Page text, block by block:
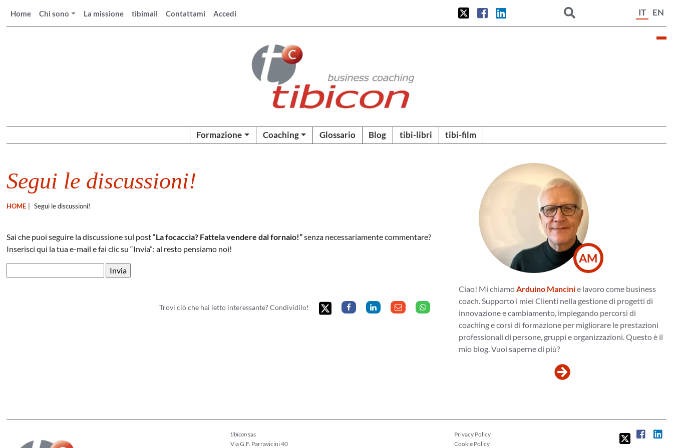
Home Chi sono La missione tibimail Contattami Accedi IT EN
Formazione Coaching Glossario Blog tibi-libri tibi-film
Segui le discussioni!
HOME Segui le discussioni!
Sai che puoi seguire la discussione sul post “La focaccia? Fattela vendere dal fornaio!”senza necessariamente commentare?
Inserisci qui la tua e-mail e fai clic su “Invia”: al resto pensiamo noi!
Trovi ciò che hai letto interessante? Condividilo!
AM
Ciao! Mi chiamoArduino Mancinie lavoro come business
coach. Supporto i miei Clienti nella gestione di progetti di
innovazione e cambiamento, impiegando percorsi di
coaching e corsi di formazione per migliorare le prestazioni
professionali di persone, gruppi e organizzazioni. Questo è il
mio blog. Vuoi saperne di più?
tibiconsas
Via G.F. Parravicini 40
Privacy Policy
Cookie Policy